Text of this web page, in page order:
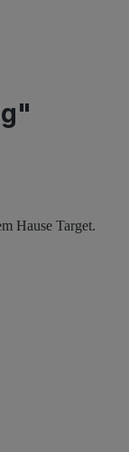
Hause Target.